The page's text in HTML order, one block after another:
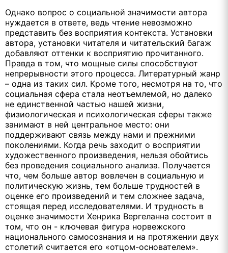
Однако вопрос о социальной значимости автора
нуждается в ответе, ведь чтение невозможно
представить без восприятия контекста. Установки
автора, установки читателя и читательский багаж
добавляют оттенки к восприятию прочитанного.
Правда в том, что мощные силы способствуют
непрерывности этого процесса. Литературный жанр
– одна из таких сил. Кроме того, несмотря на то, что
социальная сфера стала неотъемлемой, но далеко
не единственной частью нашей жизни,
физиологическая и психологическая сферы также
занимают в ней центральное место: они
поддерживают связь между нами и прежними
поколениями. Когда речь заходит о восприятии
художественного произведения, нельзя обойтись
без проведения социального анализа. Получается
что, чем больше автор вовлечен в социальную и
политическую жизнь, тем больше трудностей в
оценке его произведений и тем сложнее задача,
стоящая перед исследователями. И трудность в
оценке значимости Хенрика Вергеланна состоит в
том, что он - ключевая фигура норвежского
национального самосознания и на протяжении двух
столетий считается его «отцом-основателем».